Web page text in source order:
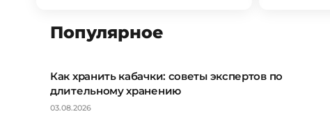
Популярное
Как хранить кабачки: советы экспертов по
длительному хранению
03.08.2026